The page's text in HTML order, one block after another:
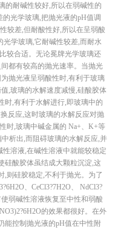
的耐碱性较好,所以在弱碱性的
光学玻璃,把抛光液的pH值调
较差,但耐酸性好,所以在呈弱酸
学玻璃,它耐碱性较差,而耐水
较合适。无论冕牌光学玻璃还
都有较高的抛光速率。当抛光
抛光液呈弱酸性时,有利于玻璃
,玻璃的水解速度减慢,硅酸胶体
时,有利于水解进行,即玻璃中的
反应,这时玻璃的水解反应对抛
时,玻璃中碱金属的 Na+、K+等
析出,而阻碍玻璃的水解反应,并
溶液,在碱性溶液中就能较稳定
硅酸胶体虽结成大颗粒沉淀,这
,则硅胶稳定,不利于抛光。为了
、CeCl3?7H2O、 NdCl3?
使弱碱性溶液恢复至中性和弱酸
的效果都很好。在外
能控制抛光液的pH值在中性附